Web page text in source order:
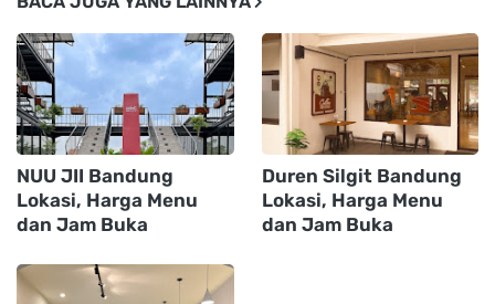
NUU JII Bandung
Lokasi, Harga Menu
dan Jam Buka
Duren Silgit Bandung
Lokasi, Harga Menu
dan Jam Buka